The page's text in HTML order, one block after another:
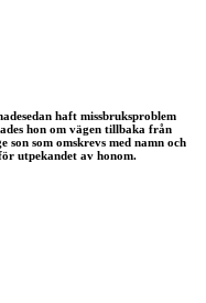
haft missbruksproblem
hon om vägen tillbaka från
son som omskrevs med namn och
utpekandet av honom.